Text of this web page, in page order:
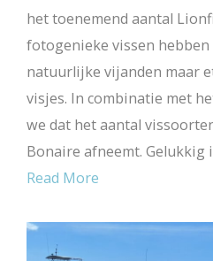
het toenemend aantal
fotogenieke vissen
natuurlijke vijanden maar
visjes. In combinatie met
we dat het aantal
Bonaire afneemt. Gelukkig
Read More